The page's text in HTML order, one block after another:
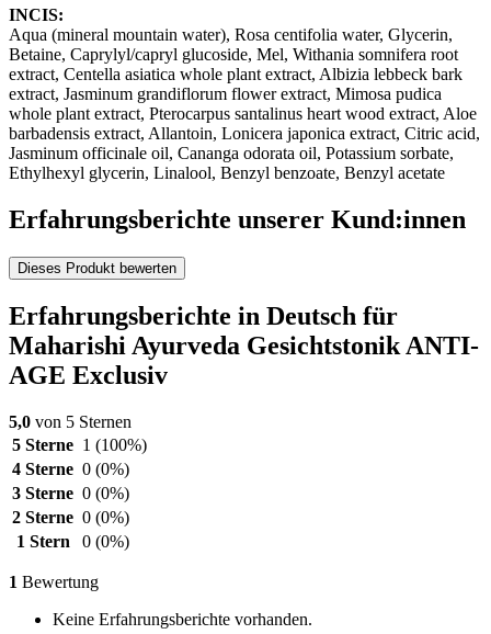
INCIS:
Aqua (mineral mountain water), Rosa centifolia water, Glycerin,
Betaine, Caprylyl/capryl glucoside, Mel, Withania somnifera root
extract, Centella asiatica whole plant extract, Albizia lebbeck bark
extract, Jasminum grandiflorum flower extract, Mimosa pudica
whole plant extract, Pterocarpus santalinus heart wood extract, Aloe
barbadensis extract, Allantoin, Lonicera japonica extract, Citric acid,
Jasminum officinale oil, Cananga odorata oil, Potassium sorbate,
Ethylhexyl glycerin, Linalool, Benzyl benzoate, Benzyl acetate
Erfahrungsberichte unserer Kund:innen
Dieses Produkt bewerten
Erfahrungsberichte in Deutsch für
Maharishi Ayurveda Gesichtstonik ANTI-
AGE Exclusiv
5,0 von 5 Sternen
5 Sterne 1 (100%)
4 Sterne 0 (0%)
3 Sterne 0 (0%)
2 Sterne 0 (0%)
1 Stern
0 (0%)
1 Bewertung
Keine Erfahrungsberichte vorhanden.